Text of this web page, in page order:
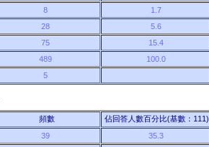
8 1.7
28 5.6
75 15.4
489
100.0
5
頻數 佔回答人數百分比(基數：111)
39 35.3